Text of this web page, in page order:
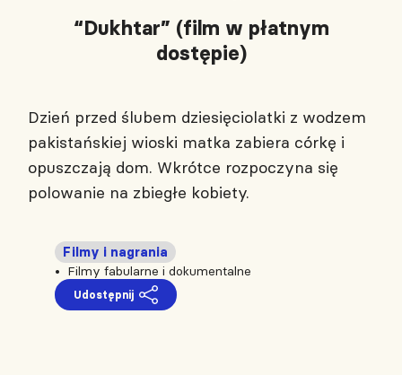
“Dukhtar” (film w płatnym
dostępie)
Dzień przed ślubem dziesięciolatki z wodzem
pakistańskiej wioski matka zabiera córkę i
opuszczają dom. Wkrótce rozpoczyna się
polowanie na zbiegłe kobiety.
Filmy fabularne i dokumentalne
Filmy i nagrania
Udostępnij